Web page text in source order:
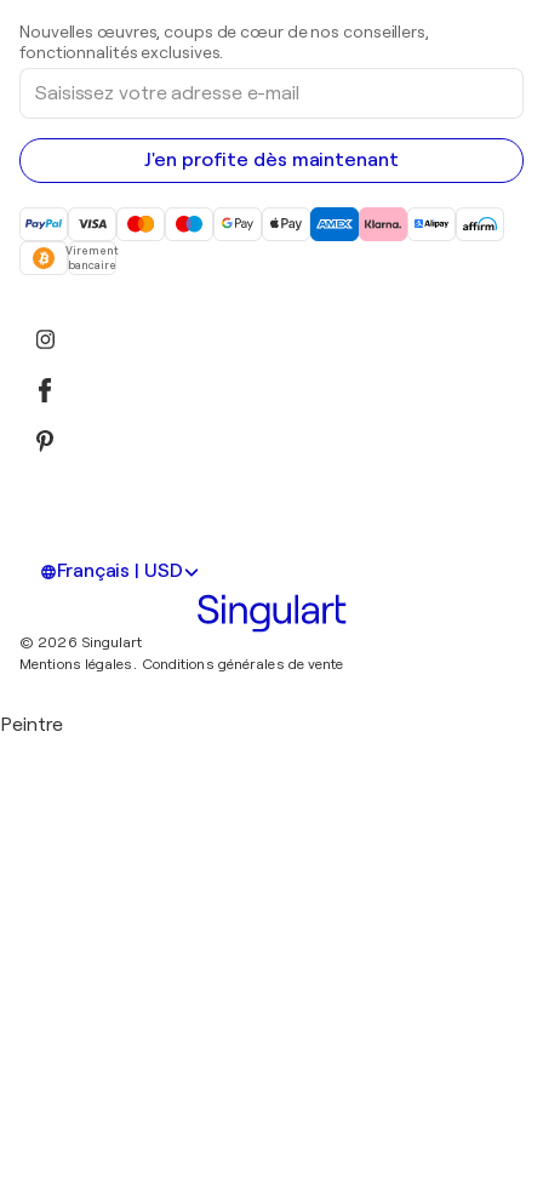
Peintures acryliques
Nouvelles œuvres, coups de cœur de nos conseillers,
fonctionnalités exclusives.
Saisissez
votre
adresse
e-
mail
J'en profite dès maintenant
Virement
bancaire
Français | USD
© 2026 Singulart
Mentions légales. Conditions générales de vente
Peintre